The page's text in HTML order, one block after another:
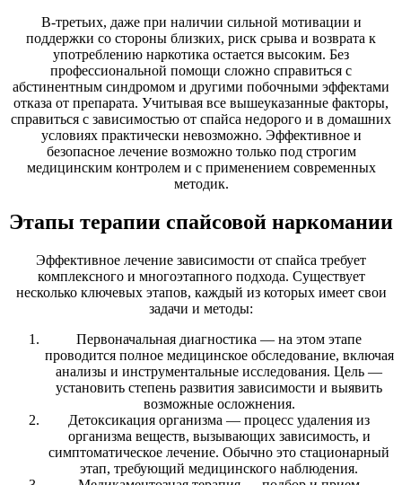
В-третьих, даже при наличии сильной мотивации и
поддержки со стороны близких, риск срыва и возврата к
употреблению наркотика остается высоким. Без
профессиональной помощи сложно справиться с
абстинентным синдромом и другими побочными эффектами
отказа от препарата. Учитывая все вышеуказанные факторы,
справиться с зависимостью от спайса недорого и в домашних
условиях практически невозможно. Эффективное и
безопасное лечение возможно только под строгим
медицинским контролем и с применением современных
методик.
Этапы терапии спайсовой наркомании
Эффективное лечение зависимости от спайса требует
комплексного и многоэтапного подхода. Существует
несколько ключевых этапов, каждый из которых имеет свои
задачи и методы:
Первоначальная диагностика — на этом этапе
проводится полное медицинское обследование, включая
анализы и инструментальные исследования. Цель —
установить степень развития зависимости и выявить
возможные осложнения.
Детоксикация организма — процесс удаления из
организма веществ, вызывающих зависимость, и
симптоматическое лечение. Обычно это стационарный
этап, требующий медицинского наблюдения.